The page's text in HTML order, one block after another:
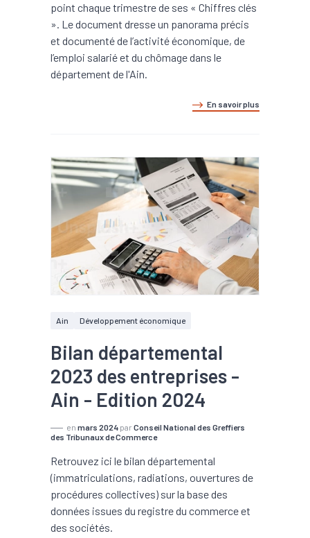
point chaque trimestre de ses « Chiffres clés
». Le document dresse un panorama précis
et documenté de l’activité économique, de
l’emploi salarié et du chômage dans le
département de l'Ain.
En savoir plus
Ain Développement économique
Bilan départemental
2023 des entreprises -
Ain - Edition 2024
en mars 2024 par Conseil National des Greffiers
des Tribunaux de Commerce
Retrouvez ici le bilan départemental
(immatriculations, radiations, ouvertures de
procédures collectives) sur la base des
données issues du registre du commerce et
des sociétés.